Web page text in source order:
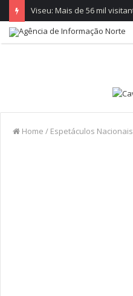
Home / Espetáculos Nacionais